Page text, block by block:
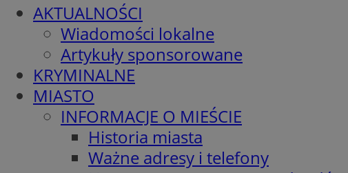
AKTUALNOŚCI
Wiadomości lokalne
Artykuły sponsorowane
KRYMINALNE
MIASTO
INFORMACJE O MIEŚCIE
Historia miasta
Ważne adresy i telefony